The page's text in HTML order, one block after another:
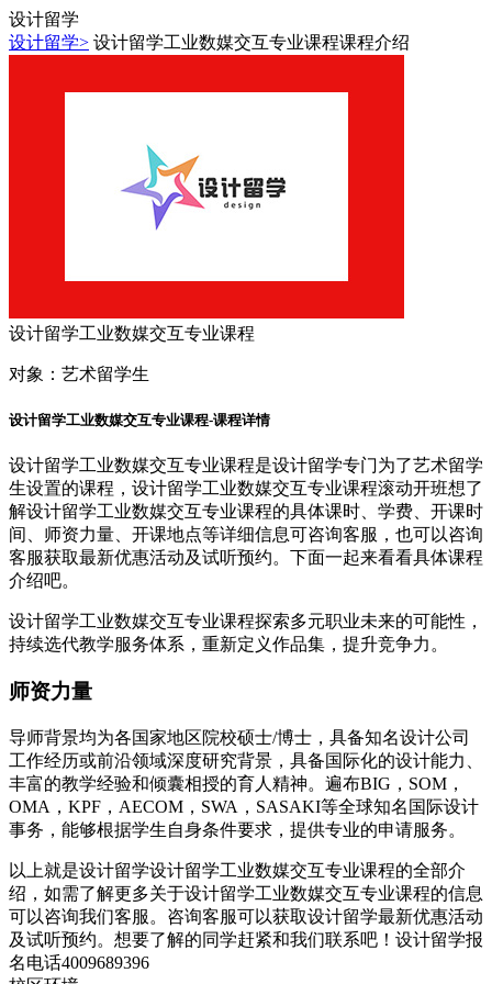
设计留学
设计留学> 设计留学工业数媒交互专业课程课程介绍
设计留学工业数媒交互专业课程
对象： 艺术留学生
设计留学工业数媒交互专业课程-课程详情
设计留学工业数媒交互专业课程是设计留学专门为了艺术留学
生设置的课程，设计留学工业数媒交互专业课程滚动开班想了
解设计留学工业数媒交互专业课程的具体课时、学费、开课时
间、师资力量、开课地点等详细信息可咨询客服，也可以咨询
客服获取最新优惠活动及试听预约。下面一起来看看具体课程
介绍吧。
设计留学工业数媒交互专业课程探索多元职业未来的可能性，
持续选代教学服务体系，重新定义作品集，提升竞争力。
师资力量
导师背景均为各国家地区院校硕士/博士，具备知名设计公司
工作经历或前沿领域深度研究背景，具备国际化的设计能力、
丰富的教学经验和倾囊相授的育人精神。遍布BIG，SOM，
OMA，KPF，AECOM，SWA，SASAKI等全球知名国际设计
事务，能够根据学生自身条件要求，提供专业的申请服务。
以上就是设计留学设计留学工业数媒交互专业课程的全部介
绍，如需了解更多关于设计留学工业数媒交互专业课程的信息
可以咨询我们客服。咨询客服可以获取设计留学最新优惠活动
及试听预约。想要了解的同学赶紧和我们联系吧！设计留学报
名电话4009689396